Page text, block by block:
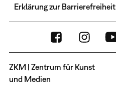
Erklärung zur Barrierefreiheit
ZKM | Zentrum für Kunst
und Medien